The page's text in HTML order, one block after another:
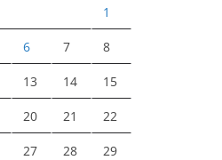
1
6 7 8
13 14 15
20 21 22
27 28 29